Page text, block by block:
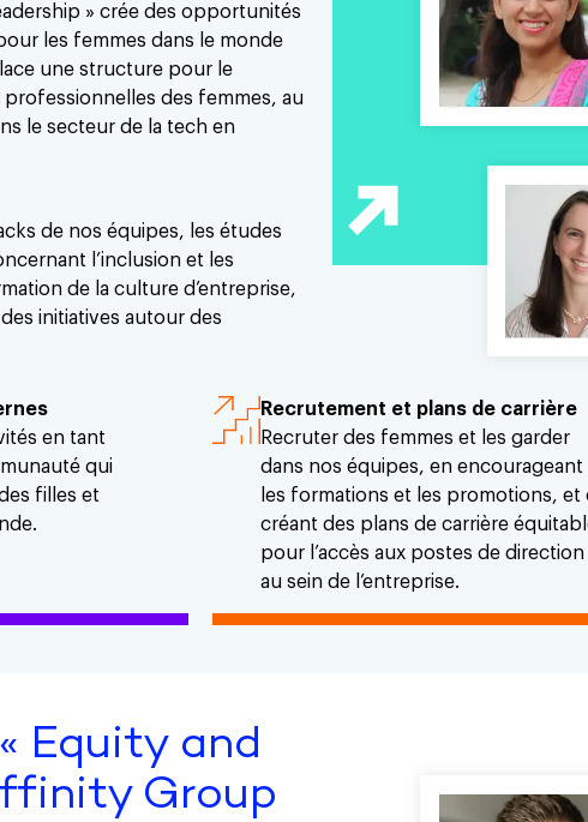
» crée des opportunités
les femmes dans le monde
une structure pour le
des femmes, au
le secteur de la tech en
de nos équipes, les études
l’inclusion et les
de la culture d’entreprise,
initiatives autour des
en tant
qui
filles et
Recrutement et plans de carrière
Recruter des femmes et les garder
dans nos équipes, en encourageant
les formations et les promotions, et
créant des plans de carrière
pour l’accès aux postes de direction
au sein de l’entreprise.
Equity and
Group